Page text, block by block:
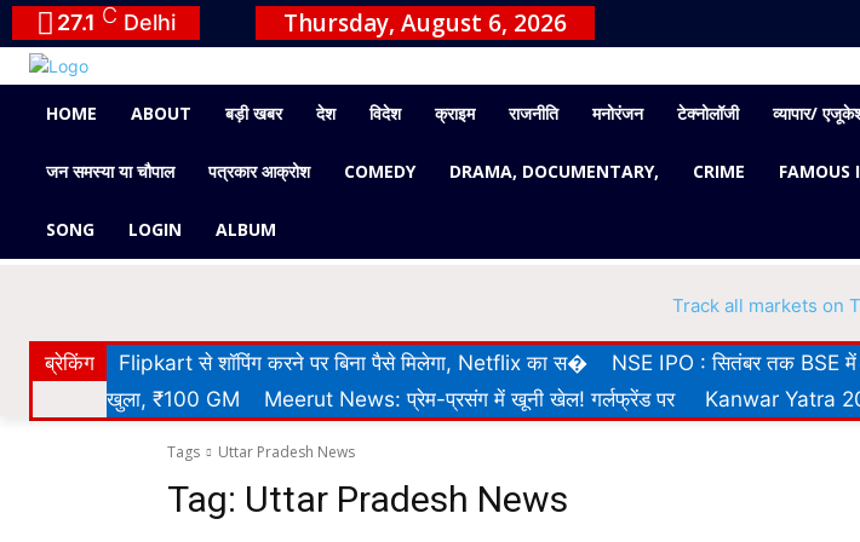
27.1 C Delhi Thursday, August 6, 2026
HOME ABOUT बड़ी खबर देश विदेश क्राइम राजनीति मनोरंजन टेक्नोलॉजी व्यापार/
जन समस्या या चौपाल पत्रकार आक्रोश COMEDY DRAMA, DOCUMENTARY, CRIME FAMOUS
SONG LOGIN ALBUM
Track all markets on
ब्रेकिंग Flipkart से शॉपिंग करने पर बिना पैसे मिलेगा, Netflix का स� NSE IPO : सितंबर तक BSE में
खुला, ₹100 GM
Meerut News: प्रेम-प्रसंग में खूनी खेल! गर्लफ्रेंड पर Kanwar Yatra
Tags Uttar Pradesh News
Tag: Uttar Pradesh News